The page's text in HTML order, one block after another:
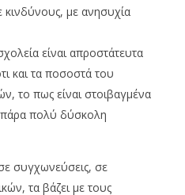
κινδύνους, με ανησυχία
είναι απροστάτευτα
και τα ποσοστά του
το πως είναι στοιβαγμένα
πάρα πολύ δύσκολη
συγχωνεύσεις, σε
τα βάζει με τους